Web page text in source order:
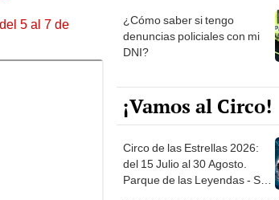
5 al 7 de
la ONPE
¿Cómo saber si tengo
denuncias policiales con mi
DNI?
¡Vamos al Circo!
Circo de las Estrellas 2026:
del 15 Julio al 30 Agosto.
Parque de las Leyendas - San